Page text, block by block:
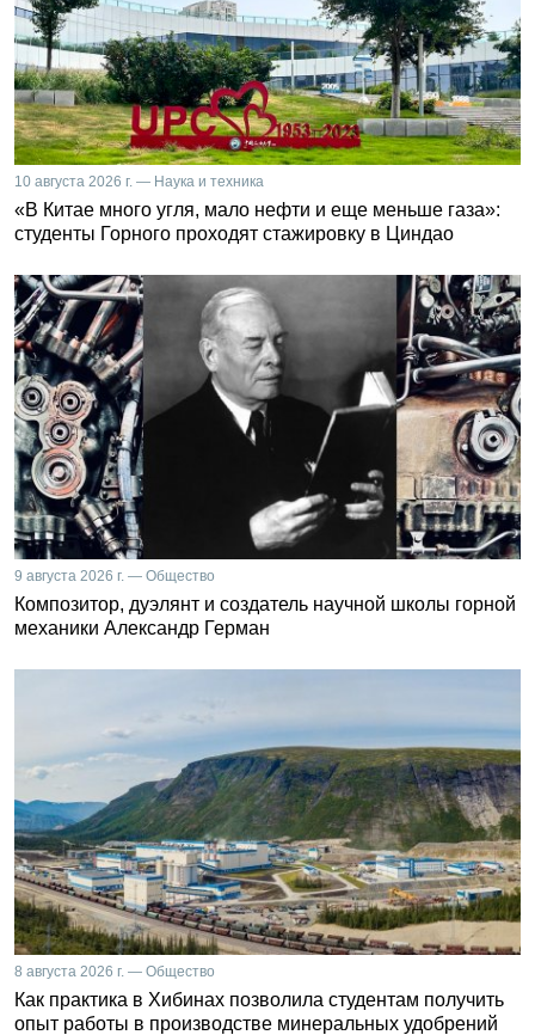
10 августа 2026 г. — Наука и техника
«В Китае много угля, мало нефти и еще меньше газа»:
студенты Горного проходят стажировку в Циндао
9 августа 2026 г. — Общество
Композитор, дуэлянт и создатель научной школы горной
механики Александр Герман
8 августа 2026 г. — Общество
Как практика в Хибинах позволила студентам получить
опыт работы в производстве минеральных удобрений